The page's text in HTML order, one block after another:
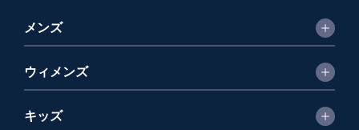
メンズ
ウィメンズ
キッズ